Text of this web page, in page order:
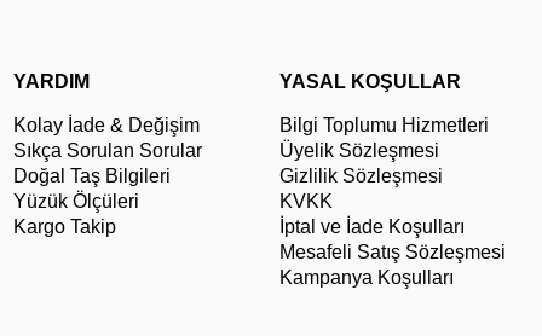
YARDIM
Kolay İade & Değişim
Sıkça Sorulan Sorular
Doğal Taş Bilgileri
Yüzük Ölçüleri
Kargo Takip
YASAL KOŞULLAR
Bilgi Toplumu Hizmetleri
Üyelik Sözleşmesi
Gizlilik Sözleşmesi
KVKK
İptal ve İade Koşulları
Mesafeli Satış Sözleşmesi
Kampanya Koşulları